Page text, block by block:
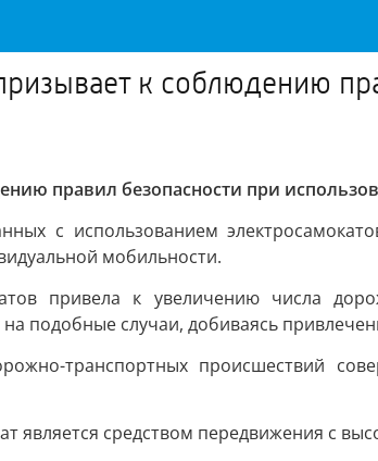
к соблюдению
правил безопасности при
с использованием
мобильности.
привела к увеличению числа
подобные случаи, добиваясь
транспортных происшествий
является средством передвижения с